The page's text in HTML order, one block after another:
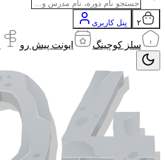
۲ پنل کاربری
سلز کوچینگ ایونت پیش رو